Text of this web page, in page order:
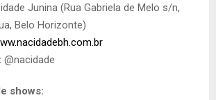
Junina (Rua Gabriela de Melo s/n,
Belo Horizonte)
@nacidade
shows: